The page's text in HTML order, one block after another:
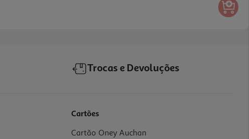
Trocas e Devoluções
Cartões
Cartão Oney Auchan